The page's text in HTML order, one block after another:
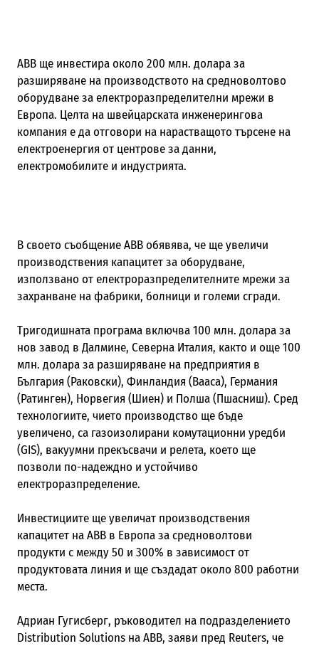
ABB ще инвестира около 200 млн. долара за
разширяване на производството на средноволтово
оборудване за електроразпределителни мрежи в
Европа. Целта на швейцарската инженерингова
компания е да отговори на нарастващото търсене на
електроенергия от центрове за данни,
електромобилите и индустрията.
В своето съобщение ABB обявява, че ще увеличи
производствения капацитет за оборудване,
използвано от електроразпределителните мрежи за
захранване на фабрики, болници и големи сгради.
Тригодишната програма включва 100 млн. долара за
нов завод в Далмине, Северна Италия, както и още 100
млн. долара за разширяване на предприятия в
България (Раковски), Финландия (Вааса), Германия
(Ратинген), Норвегия (Шиен) и Полша (Пшасниш). Сред
технологиите, чието производство ще бъде
увеличено, са газоизолирани комутационни уредби
(GIS), вакуумни прекъсвачи и релета, което ще
позволи по-надеждно и устойчиво
електроразпределение.
Инвестициите ще увеличат производствения
капацитет на ABB в Европа за средноволтови
продукти с между 50 и 300% в зависимост от
продуктовата линия и ще създадат около 800 работни
места.
Адриан Гугисберг, ръководител на подразделението
Distribution Solutions на ABB, заяви пред Reuters, че